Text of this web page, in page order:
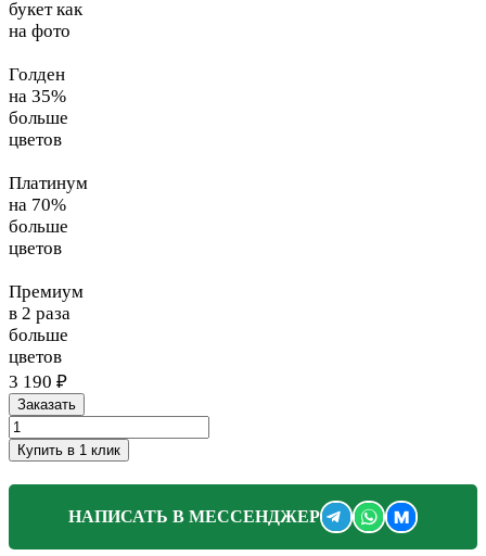
букет как
на фото
Голден
на 35%
больше
цветов
Платинум
на 70%
больше
цветов
Премиум
в 2 раза
больше
цветов
3 190 ₽
Заказать
Купить в 1 клик
НАПИСАТЬ В МЕССЕНДЖЕР M